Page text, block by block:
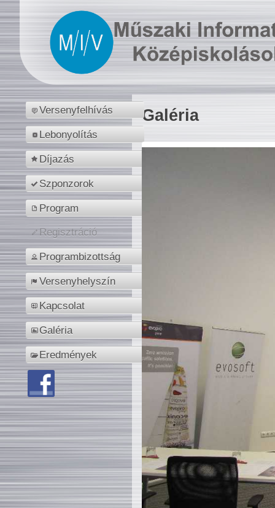
Versenyfelhívás
Lebonyolítás
Díjazás
Szponzorok
Program
Regisztráció
Programbizottság
Versenyhelyszín
Kapcsolat
Galéria
Eredmények
Galéria